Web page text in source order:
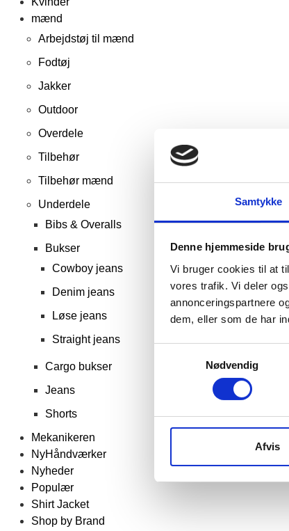
Samtykke
Denne hjemmeside
Vi bruger cookies til at
vores trafik. Vi deler
annonceringspartnere
dem, eller som de har
Nødvendig
Afvis
mænd
Arbejdstøj til mænd
Fodtøj
Jakker
Outdoor
Overdele
Tilbehør
Tilbehør mænd
Underdele
Bibs & Overalls
Bukser
Cowboy jeans
Denim jeans
Løse jeans
Straight jeans
Cargo bukser
Jeans
Shorts
Mekanikeren
NyHåndværker
Nyheder
Populær
Shirt Jacket
Shop by Brand